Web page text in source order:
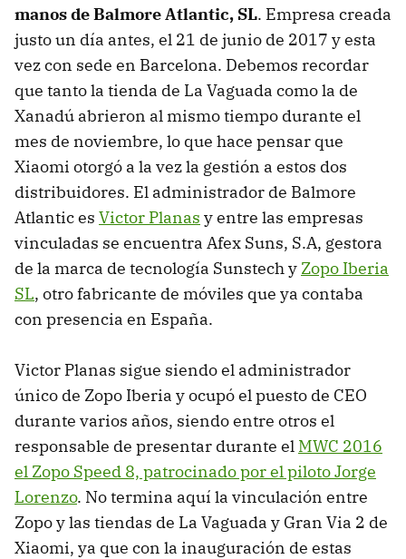
manos de Balmore Atlantic, SL. Empresa creada
justo un día antes, el 21 de junio de 2017 y esta
vez con sede en Barcelona. Debemos recordar
que tanto la tienda de La Vaguada como la de
Xanadú abrieron al mismo tiempo durante el
mes de noviembre, lo que hace pensar que
Xiaomi otorgó a la vez la gestión a estos dos
distribuidores. El administrador de Balmore
Atlantic es Victor Planas y entre las empresas
vinculadas se encuentra Afex Suns, S.A, gestora
de la marca de tecnología Sunstech y Zopo Iberia
SL, otro fabricante de móviles que ya contaba
con presencia en España.
Victor Planas sigue siendo el administrador
único de Zopo Iberia y ocupó el puesto de CEO
durante varios años, siendo entre otros el
responsable de presentar durante el MWC 2016
el Zopo Speed 8, patrocinado por el piloto Jorge
Lorenzo. No termina aquí la vinculación entre
Zopo y las tiendas de La Vaguada y Gran Via 2 de
Xiaomi, ya que con la inauguración de estas